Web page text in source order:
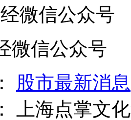
微信公众号
股市最新消息
上海点掌文